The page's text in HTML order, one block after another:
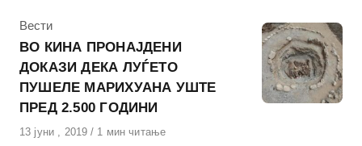
КАтегорија
Вести
ВО КИНА ПРОНАЈДЕНИ
ДОКАЗИ ДЕКА ЛУЃЕТО
ПУШЕЛЕ МАРИХУАНА УШТЕ
ПРЕД 2.500 ГОДИНИ
Објавено
13 јуни , 2019 1 мин читање